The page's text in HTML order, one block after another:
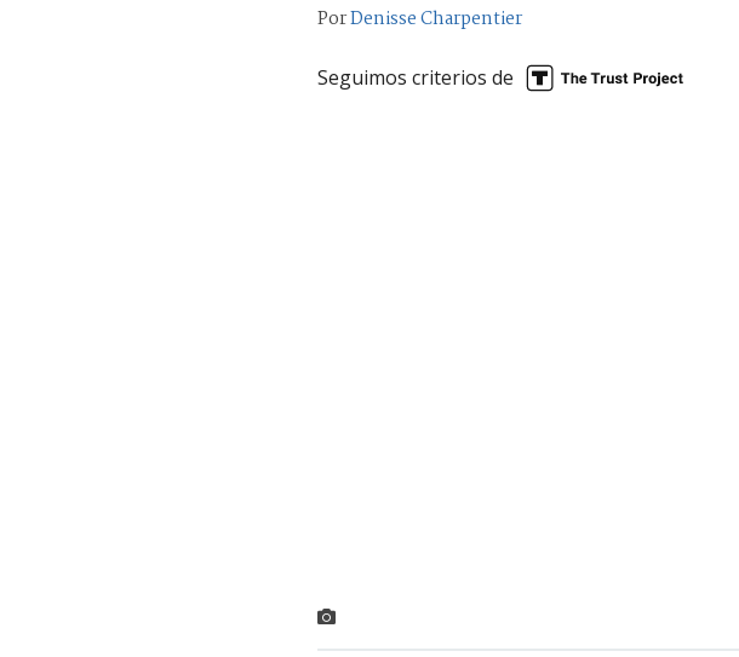
PorDenisse Charpentier
Seguimos criterios de